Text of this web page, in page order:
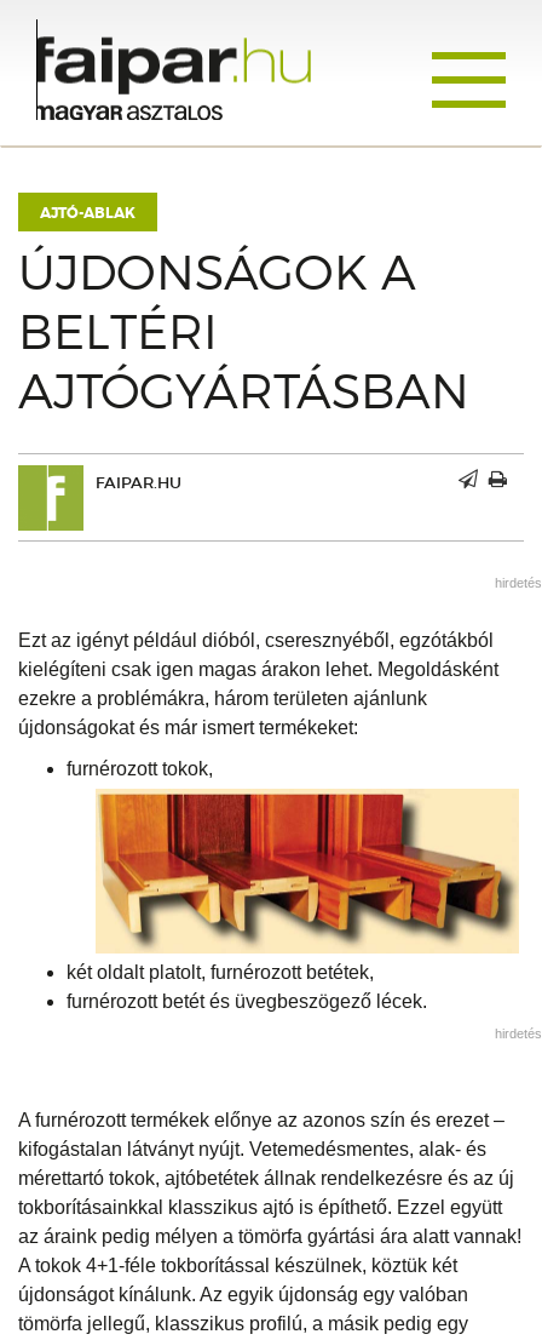
AJTÓ-ABLAK
ÚJDONSÁGOK A
BELTÉRI
AJTÓGYÁRTÁSBAN
FAIPAR.HU
hirdetés
Ezt az igényt például dióból, cseresznyéből, egzótákból
kielégíteni csak igen magas árakon lehet. Megoldásként
ezekre a problémákra, három területen ajánlunk
újdonságokat és már ismert termékeket:
furnérozott tokok,
két oldalt platolt, furnérozott betétek,
furnérozott betét és üvegbeszögező lécek.
hirdetés
A furnérozott termékek előnye az azonos szín és erezet –
kifogástalan látványt nyújt. Vetemedésmentes, alak- és
mérettartó tokok, ajtóbetétek állnak rendelkezésre és az új
tokborításainkkal klasszikus ajtó is építhető. Ezzel együtt
az áraink pedig mélyen a tömörfa gyártási ára alatt vannak!
A tokok 4+1-féle tokborítással készülnek, köztük két
újdonságot kínálunk. Az egyik újdonság egy valóban
tömörfa jellegű, klasszikus profilú, a másik pedig egy